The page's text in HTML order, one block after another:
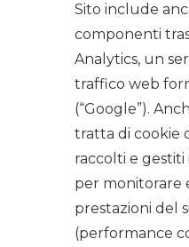
Sito include
componenti
Analytics, un
traffico web
(“Google”).
tratta di cookie
raccolti e
per monitorare
prestazioni del
(performance